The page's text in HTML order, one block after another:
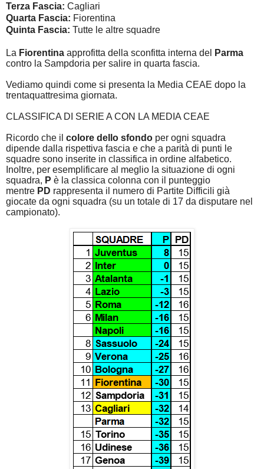
Terza Fascia: Cagliari
Quarta Fascia: Fiorentina
Quinta Fascia: Tutte le altre squadre
La Fiorentina approfitta della sconfitta interna del
Parma
contro la Sampdoria per salire in quarta fascia.
Vediamo quindi come si presenta la Media CEAE dopo la
trentaquattresima giornata.
CLASSIFICA DI SERIE A CON LA MEDIA CEAE
Ricordo che il colore dello sfondo per ogni squadra
dipende dalla rispettiva fascia e che a parità di punti le
squadre sono inserite in classifica in ordine alfabetico.
Inoltre, per esemplificare al meglio la situazione di ogni
squadra, P è la classica colonna con il punteggio
mentre PD rappresenta il numero di Partite Difficili già
giocate da ogni squadra (su un totale di 17 da disputare nel
campionato).